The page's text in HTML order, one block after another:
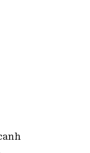
mòi hộp thập